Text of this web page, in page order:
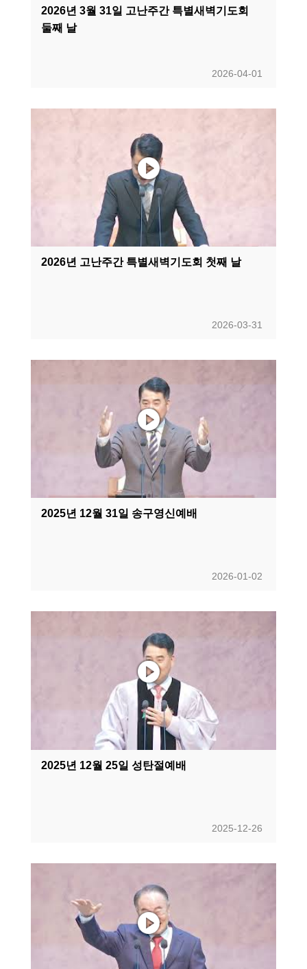
2026년 3월 31일 고난주간 특별새벽기도회
둘째 날
2026-04-01
2026년 고난주간 특별새벽기도회 첫째 날
2026-03-31
2025년 12월 31일 송구영신예배
2026-01-02
2025년 12월 25일 성탄절예배
2025-12-26